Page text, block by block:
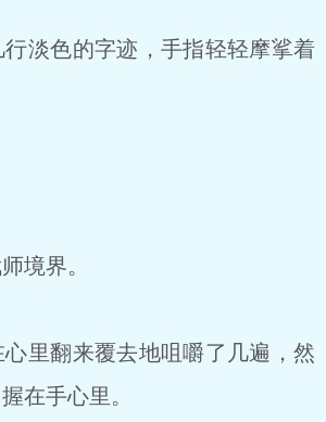
淡色的字迹，手指轻轻摩挲着
境界。
里翻来覆去地咀嚼了几遍，然
在手心里。